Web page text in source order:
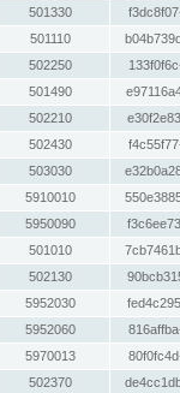
501330
501110
502250
501490
502210
502430
503030
5910010
5950090
501010
502130
5952030
5952060
5970013
502370